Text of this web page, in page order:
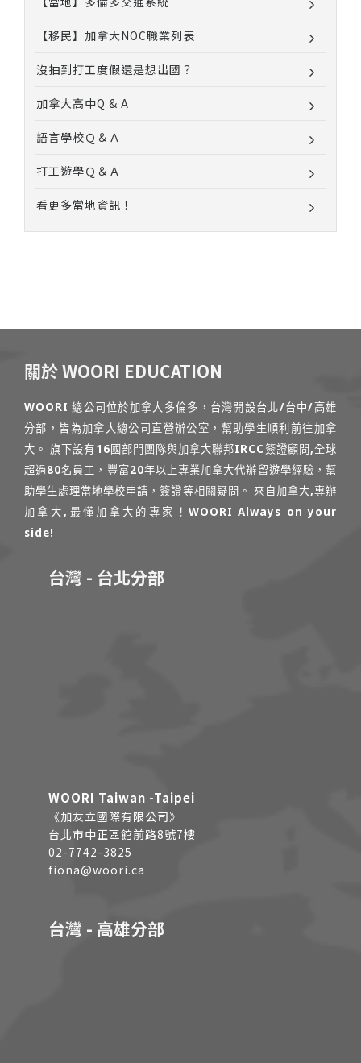
【移民】加拿大NOC職業列表
沒抽到打工度假還是想出國？
加拿大高中Q & A
語言學校Ｑ＆Ａ
打工遊學Ｑ＆Ａ
看更多當地資訊！
關於 WOORI EDUCATION
WOORI 總公司位於加拿大多倫多，台灣開設台北/台中/高雄
分部，皆為加拿大總公司直營辦公室，幫助學生順利前往加拿
大。 旗下設有16國部門團隊與加拿大聯邦IRCC簽證顧問,全球
超過80名員工，豐富20年以上專業加拿大代辦留遊學經驗，幫
助學生處理當地學校申請，簽證等相關疑問。 來自加拿大,專辦
加拿大,最懂加拿大的專家！WOORI Always on your
side!
台灣 - 台北分部
WOORI Taiwan -Taipei
《加友立國際有限公司》
台北市中正區館前路8號7樓
02-7742-3825
fiona@woori.ca
台灣 - 高雄分部